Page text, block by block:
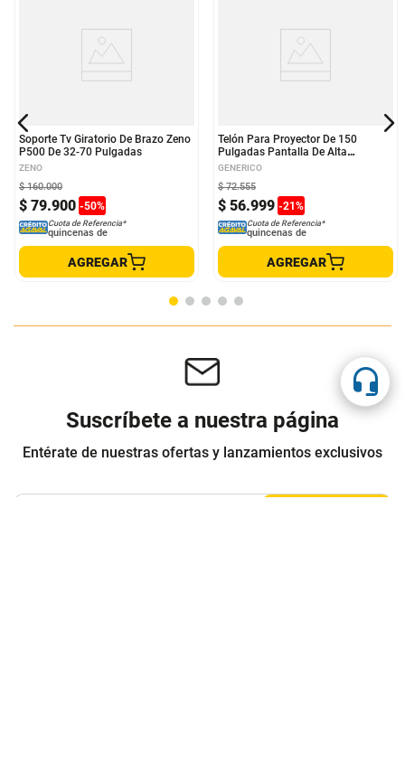
Soporte Tv Giratorio De Brazo Zeno
P500 De 32-70 Pulgadas
ZENO
$ 79.900 -50%
$ 160.000
Cuota de Referencia*
quincenas de
AGREGAR
Telón Para Proyector De 150
Pulgadas Pantalla De Alta
Reflectividad
GENERICO
$ 56.999 -21%
$ 72.555
Cuota de Referencia*
quincenas de
AGREGAR
Suscríbete a nuestra página
Entérate de nuestras ofertas y lanzamientos exclusivos